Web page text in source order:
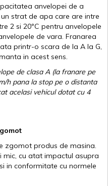
anvelopei de a
strat de apa care are intre
2 si 20ºC pentru anvelopele
de vara. Franarea
printr-o scara de la A la G,
in acest sens.
de clasa A (la franare pe
h pana la stop pe o distanta
acelasi vehicul dotat cu 4
zgomot produs de masina.
mic, cu atat impactul asupra
in conformitate cu normele